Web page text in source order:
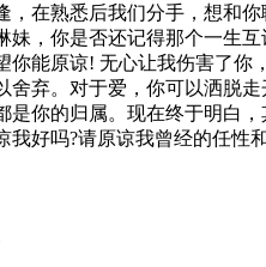
在熟悉后我们分手，想和
，你是否还记得那个一生
能原谅! 无心让我伤害了
弃。对于爱，你可以洒脱
你的归属。现在终于明白
好吗?请原谅我曾经的任性